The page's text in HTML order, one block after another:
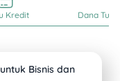
Kredit Dana
Bisnis dan